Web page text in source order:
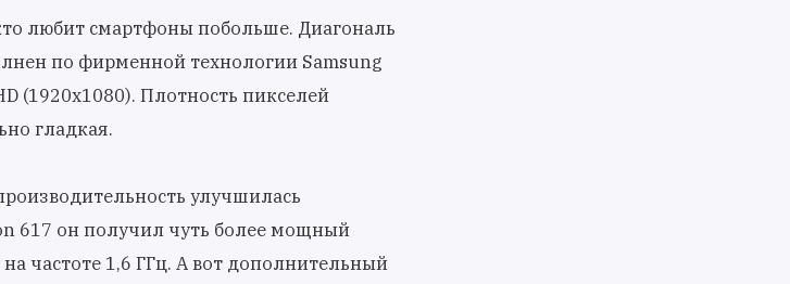
любит смартфоны побольше. Диагональ
по фирменной технологии Samsung
(1920x1080). Плотность пикселей
гладкая.
улучшилась
617 он получил чуть более мощный
частоте 1,6 ГГц. А вот дополнительный